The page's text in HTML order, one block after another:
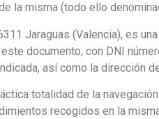
la misma (todo ello
Jaraguas (Valencia), es
documento, con DNI
así como la dirección
totalidad de la
recogidos en la